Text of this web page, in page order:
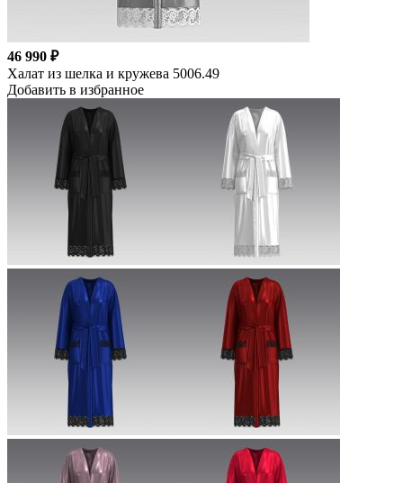
46 990 ₽
Халат из шелка и кружева 5006.49
Добавить в избранное